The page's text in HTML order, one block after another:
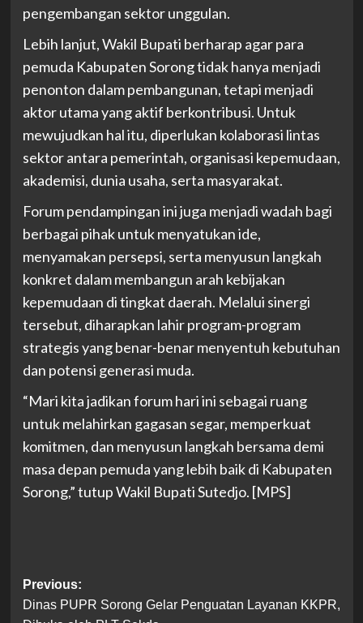
pengembangan sektor unggulan.
Lebih lanjut, Wakil Bupati berharap agar para
pemuda Kabupaten Sorong tidak hanya menjadi
penonton dalam pembangunan, tetapi menjadi
aktor utama yang aktif berkontribusi. Untuk
mewujudkan hal itu, diperlukan kolaborasi lintas
sektor antara pemerintah, organisasi kepemudaan,
akademisi, dunia usaha, serta masyarakat.
Forum pendampingan ini juga menjadi wadah bagi
berbagai pihak untuk menyatukan ide,
menyamakan persepsi, serta menyusun langkah
konkret dalam membangun arah kebijakan
kepemudaan di tingkat daerah. Melalui sinergi
tersebut, diharapkan lahir program-program
strategis yang benar-benar menyentuh kebutuhan
dan potensi generasi muda.
“Mari kita jadikan forum hari ini sebagai ruang
untuk melahirkan gagasan segar, memperkuat
komitmen, dan menyusun langkah bersama demi
masa depan pemuda yang lebih baik di Kabupaten
Sorong,” tutup Wakil Bupati Sutedjo. [MPS]
Post
navigation
Previous:
Dinas PUPR Sorong Gelar Penguatan Layanan KKPR,